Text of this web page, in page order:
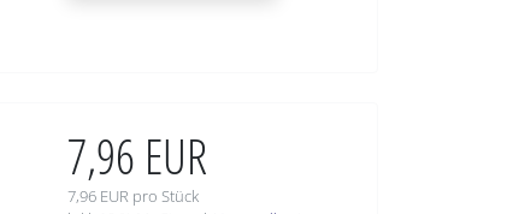
7,96 EUR
7,96 EUR pro Stück